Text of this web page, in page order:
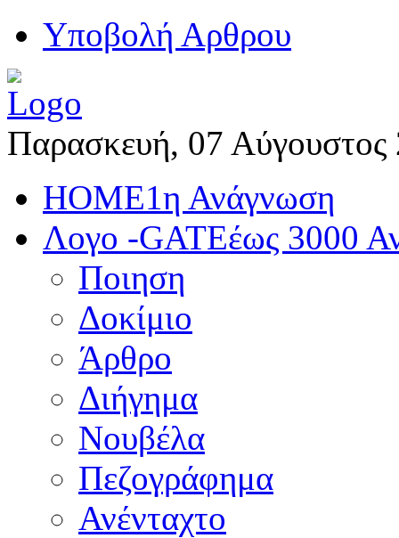
Yποβολή Αρθρου
Παρασκευή, 07 Αύγουστος
HOME1η Ανάγνωση
Λογο -GATEέως 3000
Ποιηση
Δοκίμιο
Άρθρο
Διήγημα
Νουβέλα
Πεζογράφημα
Ανένταχτο